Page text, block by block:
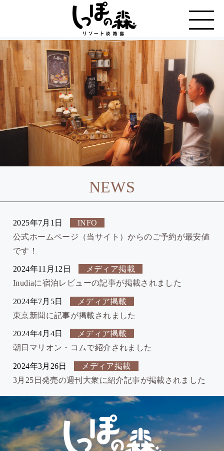
NEWS
2025年7月1日
INFO
公式ホームページ（当サイト）からのご予約が最安値
です！
2024年11月12日
メディア掲載
Inudiaに宿泊レビューの記事が掲載されました
2024年7月5日
メディア掲載
東京新聞に記事が掲載されました
2024年4月4日
メディア掲載
朝日マリオン・コムで紹介されました
2024年3月26日
メディア掲載
3月25日発売の週刊大衆に紹介記事が掲載されました